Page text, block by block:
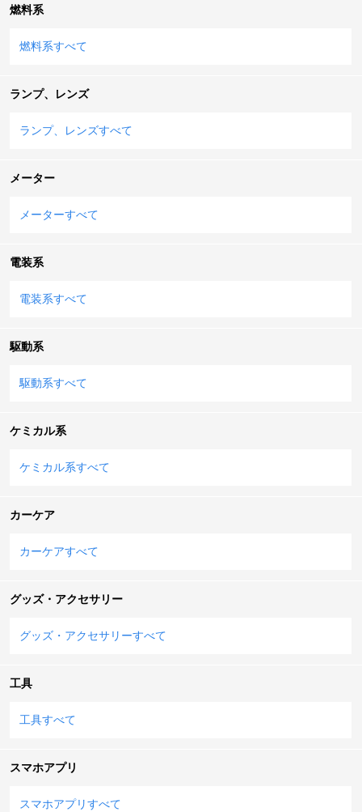
燃料系
燃料系すべて
ランプ、レンズ
ランプ、レンズすべて
メーター
メーターすべて
電装系
電装系すべて
駆動系
駆動系すべて
ケミカル系
ケミカル系すべて
カーケア
カーケアすべて
グッズ・アクセサリー
グッズ・アクセサリーすべて
工具
工具すべて
スマホアプリ
スマホアプリすべて